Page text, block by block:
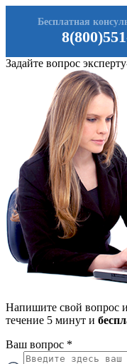
Бесплатная
Задайте вопрос
Напишите свой вопрос
течение 5 минут и
Ваш вопрос *